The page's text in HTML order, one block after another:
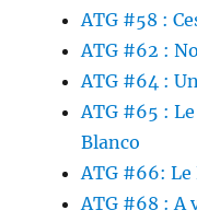
ATG #58 :
ATG #62 :
ATG #64 :
ATG #65 :
Blanco
ATG #66: Le
ATG #68 : A